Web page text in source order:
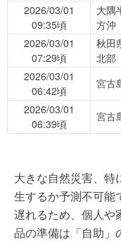
2026/03/01
09:35頃
大隅
方沖
2026/03/01
07:29頃
秋田
北部
2026/03/01
06:42頃
宮古
2026/03/01
06:39頃
宮古
大きな自然災害、特
生するか予測不可能
遅れるため、個人や
品の準備は「自助」